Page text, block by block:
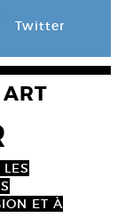
Twitter
LES
ET À